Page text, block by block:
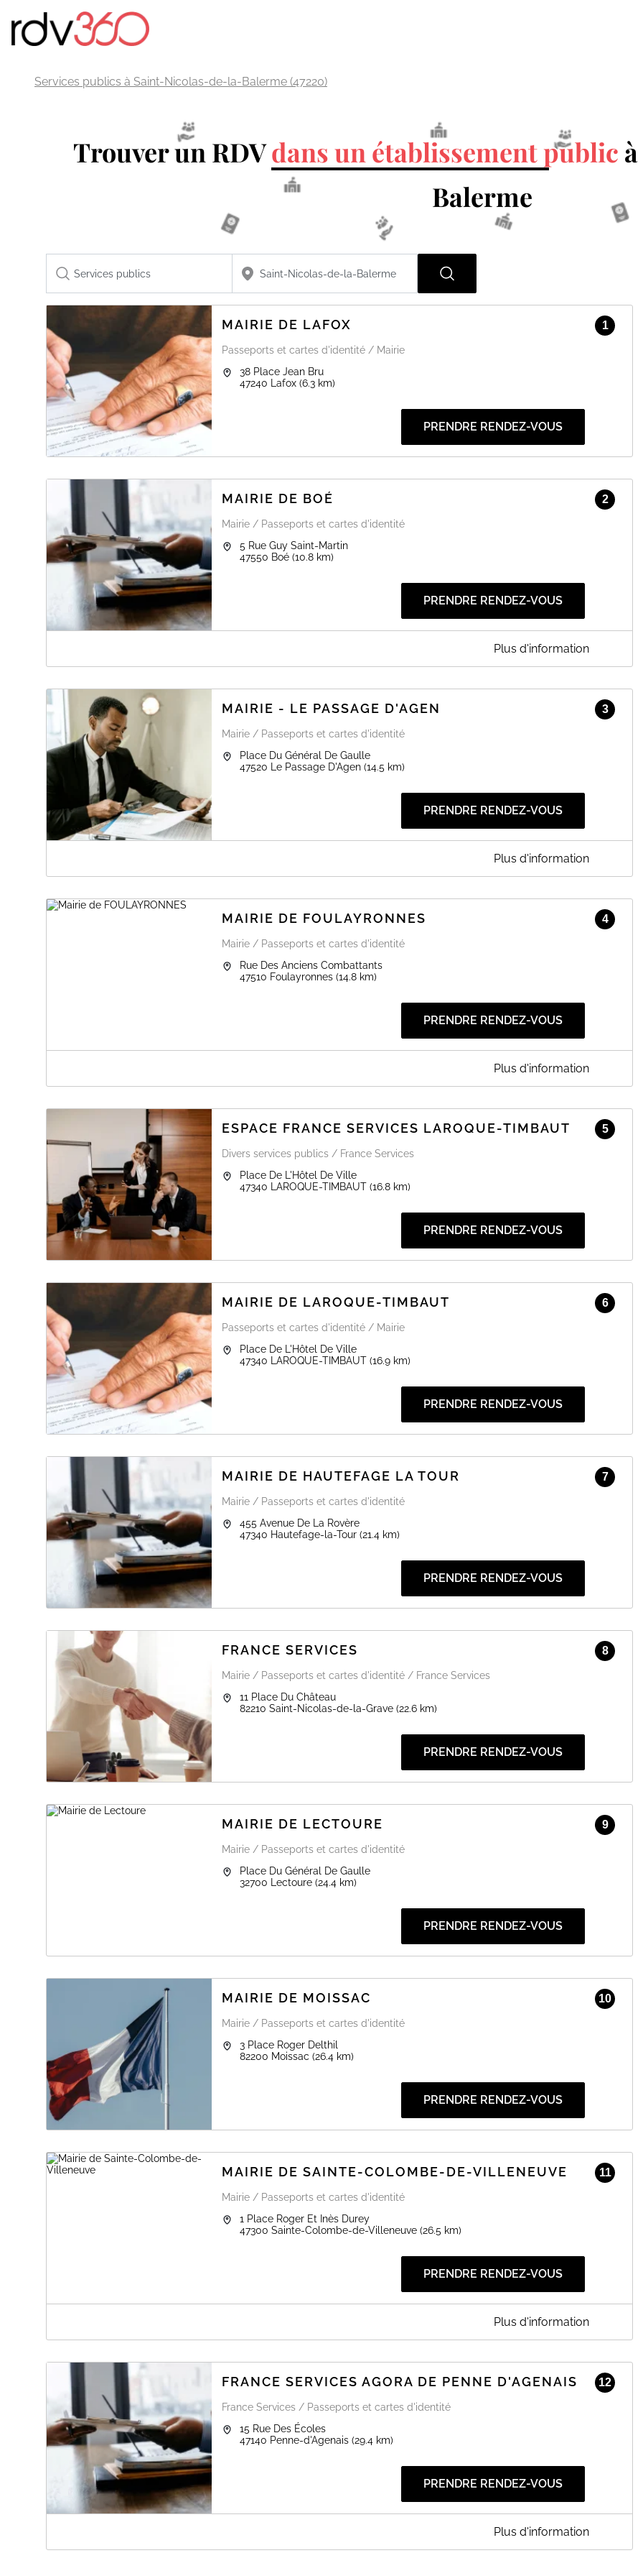
Services publics à Saint-Nicolas-de-la-Balerme (47220)
Trouver un RDVdans un établissement public
Balerme
MAIRIE DE LAFOX 1
Passeports et cartes d'identité / Mairie
38 Place Jean Bru
47240
Lafox (6.3 km)
PRENDRE RENDEZ-VOUS
MAIRIE DE BOÉ 2
Mairie / Passeports et cartes d'identité
5 Rue Guy Saint-Martin
47550 Boé (10.8 km)
PRENDRE RENDEZ-VOUS
EN SAVOIR PLUS
Plus d'information
MAIRIE - LE PASSAGE D'AGEN 3
Mairie / Passeports et cartes d'identité
Place Du Général De Gaulle
47520
Le Passage D'Agen (14.5 km)
PRENDRE RENDEZ-VOUS
passeports.
Depuis le 1er janvier 2024, pour réserver un rendez-vous en ligne, il est obligatoire de remplir une pré-demande sur le
site de l'ANTS : https://passeport.ants.gouv.fr/.
nécessaires à la constitution de votre dossier.
05.53.77.18.77, afin de récupérer un formulaire CERFA et obtenir un rendez-vous.
Pour toute demande concernant les enfants mineurs, leur présence est obligatoire ainsi que celle des représentants
Plus d'information
MAIRIE DE FOULAYRONNES 4
Mairie / Passeports et cartes d'identité
Rue Des Anciens Combattants
47510 Foulayronnes (14.8 km)
PRENDRE RENDEZ-VOUS
et vos passeports.
Pour optimiser le gain de temps, rendez-vous sur le site de l'ANTS (https://ants.gouv.fr/) et faites votre pré-demande
N’oubliez pas le jour du rendez-vous, de vous munir du numéro de pré-demande délivré à la fin de votre démarche.
La mairie dispose désormais d'un photomaton agrée pour les titres d'identité.
Pour toute demande concernant les enfants mineurs, leur présence est obligatoire ainsi que celle des représentants
légaux.
Le retrait de titre se fait sans rendez-vous.
EN SAVOIR PLUS
Plus d'information
ESPACE FRANCE SERVICES LAROQUE-TIMBAUT 5
Divers services publics / France Services
Place De L'Hôtel De Ville
47340
LAROQUE-TIMBAUT (16.8 km)
PRENDRE RENDEZ-VOUS
MAIRIE DE LAROQUE-TIMBAUT 6
Passeports et cartes d'identité / Mairie
Place De L'Hôtel De Ville
47340
LAROQUE-TIMBAUT (16.9 km)
PRENDRE RENDEZ-VOUS
MAIRIE DE HAUTEFAGE LA TOUR 7
Mairie / Passeports et cartes d'identité
455 Avenue De La Rovère
47340 Hautefage-la-Tour (21.4 km)
PRENDRE RENDEZ-VOUS
FRANCE SERVICES 8
Mairie / Passeports et cartes d'identité / France Services
11 Place Du Château
82210 Saint-Nicolas-de-la-Grave (22.6 km)
PRENDRE RENDEZ-VOUS
MAIRIE DE LECTOURE 9
Mairie / Passeports et cartes d'identité
Place Du Général De Gaulle
32700
Lectoure (24.4 km)
PRENDRE RENDEZ-VOUS
MAIRIE DE MOISSAC 10
Mairie / Passeports et cartes d'identité
3 Place Roger Delthil
82200 Moissac (26.4 km)
PRENDRE RENDEZ-VOUS
MAIRIE DE SAINTE-COLOMBE-DE-VILLENEUVE 11
Mairie / Passeports et cartes d'identité
1 Place Roger Et Inès Durey
47300 Sainte-Colombe-de-Villeneuve (26.5 km)
PRENDRE RENDEZ-VOUS
La Mairie met à votre disposition un photomaton pour pouvoir faire vos photos sur place.
Les retraits se font sans rendez-vous sur les horaires d'ouverture.
Plus d'information
FRANCE SERVICES AGORA DE PENNE D'AGENAIS 12
France Services / Passeports et cartes d'identité
15 Rue Des Écoles
47140 Penne-d'Agenais (29.4 km)
PRENDRE RENDEZ-VOUS
Plus d'information